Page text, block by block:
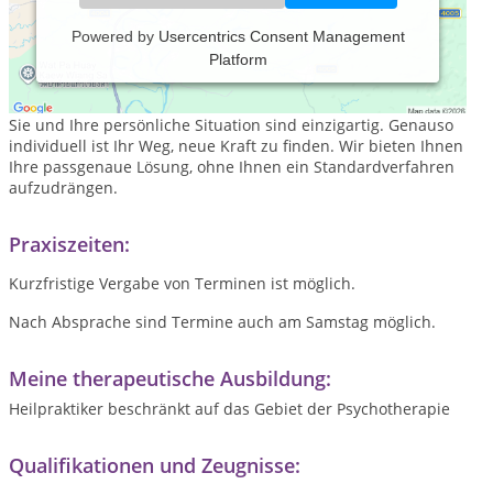
Powered by Usercentrics Consent Management
Platform
Im Leben gibt es Situationen, die Sie an Ihre Grenzen
bringen. Nutzen Sie Ihre Chance, und finden Sie Ihre Lösung.
Sie und Ihre persönliche Situation sind einzigartig. Genauso
individuell ist Ihr Weg, neue Kraft zu finden. Wir bieten Ihnen
Ihre passgenaue Lösung, ohne Ihnen ein Standardverfahren
aufzudrängen.
Praxiszeiten:
Kurzfristige Vergabe von Terminen ist möglich.
Nach Absprache sind Termine auch am Samstag möglich.
Meine therapeutische Ausbildung:
Heilpraktiker beschränkt auf das Gebiet der Psychotherapie
Qualifikationen und Zeugnisse: